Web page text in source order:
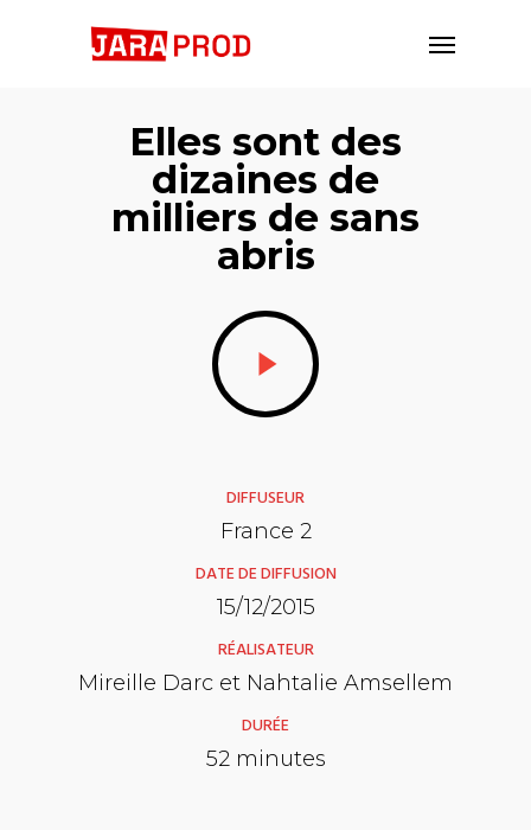
Elles sont des
dizaines de
milliers de sans
abris
DIFFUSEUR
France 2
DATE DE DIFFUSION
15/12/2015
RÉALISATEUR
Mireille Darc et Nahtalie Amsellem
DURÉE
52 minutes